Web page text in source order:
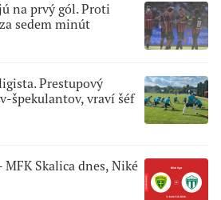
na prvý gól. Proti
sedem minút
Prestupový
špekulantov, vraví šéf
Skalica dnes, Niké